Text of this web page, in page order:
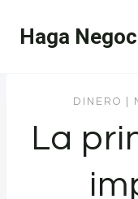
Haga
DINERO
La